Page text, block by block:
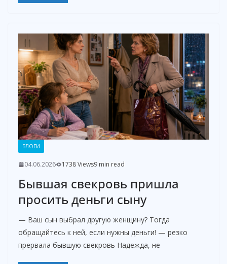
БЛОГИ
04.06.2026 1738 Views9 min read
Бывшая свекровь пришла
просить деньги сыну
— Ваш сын выбрал другую женщину? Тогда
обращайтесь к ней, если нужны деньги! — резко
прервала бывшую свекровь Надежда, не